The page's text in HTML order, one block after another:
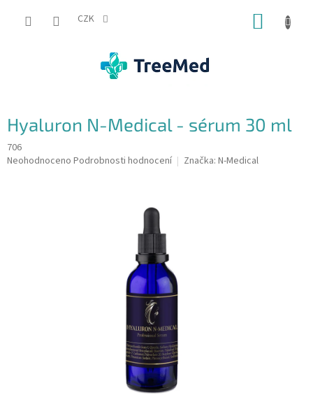
CZK
Hyaluron N-Medical - sérum 30 ml
706
Průměrné
Neohodnoceno Podrobnosti hodnocení Značka: N-Medical